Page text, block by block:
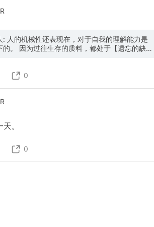
: 人的机械性还表现在，对于自我的理解能力是
处于【遗忘的缺失
本【找不到自己】，而是处于不断丢失【自我质
到【欲望沟壑和社会规训】中的必然。 但高度
指令输入不再来自于外在。那么，它对于自我的
极为全面实时的，它的主体将是极度客观而确定
0
。
0